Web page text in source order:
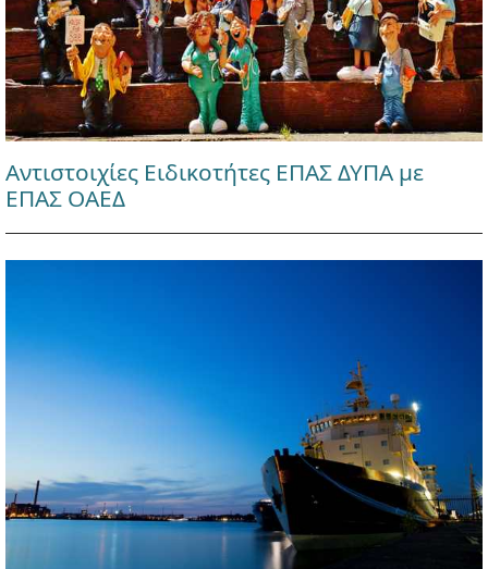
Αντιστοιχίες Ειδικοτήτες ΕΠΑΣ ΔΥΠΑ με
ΕΠΑΣ ΟΑΕΔ